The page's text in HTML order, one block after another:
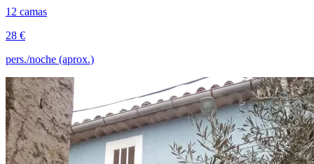
12 camas
28 €
pers./noche (aprox.)